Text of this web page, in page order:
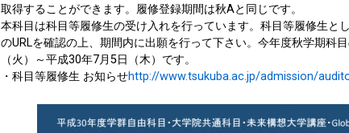
取得することができます。履修登録期間は秋Aと同じです。
本科目は科目等履修生の受け入れを行っています。科目等履修生と
のURLを確認の上、期間内に出願を行って下さい。今年度秋学期科
（火）～平成30年7月5日（木）です。
・科目等履修生 お知らせhttp://www.tsukuba.ac.jp/admission/